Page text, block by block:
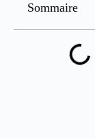
Sommaire